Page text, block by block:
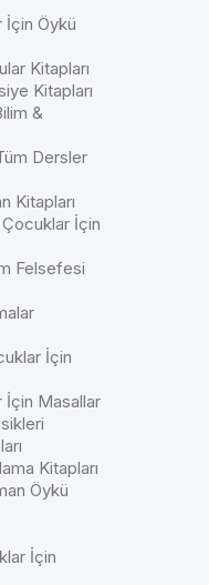
İçin Öykü
Kitapları
Kitapları
&
Dersler
Kitapları
Çocuklar İçin
Felsefesi
İçin
İçin Masallar
Kitapları
Öykü
İçin